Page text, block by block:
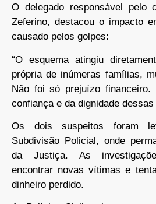
O delegado responsável pelo
Zeferino, destacou o impacto
causado pelos golpes:
“O esquema atingiu
própria de inúmeras famílias,
Não foi só prejuízo financeiro.
confiança e da dignidade dessas
Os dois suspeitos foram
Subdivisão Policial, onde
da Justiça. As
encontrar novas vítimas e
dinheiro perdido.